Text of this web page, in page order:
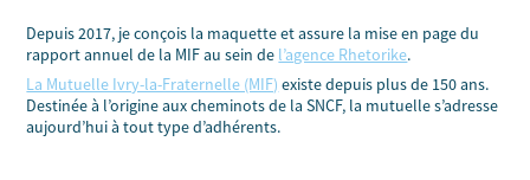
Depuis 2017, je conçois la maquette et assure la mise en page du
rapport annuel de la MIF au sein de l’agence Rhetorike.
La Mutuelle Ivry-la-Fraternelle (MIF) existe depuis plus de 150 ans.
Destinée à l’origine aux cheminots de la SNCF, la mutuelle s’adresse
aujourd’hui à tout type d’adhérents.